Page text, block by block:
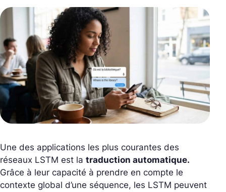
Une des applications les plus courantes des
réseaux LSTM est la traduction automatique.
Grâce à leur capacité à prendre en compte le
contexte global d’une séquence, les LSTM peuvent